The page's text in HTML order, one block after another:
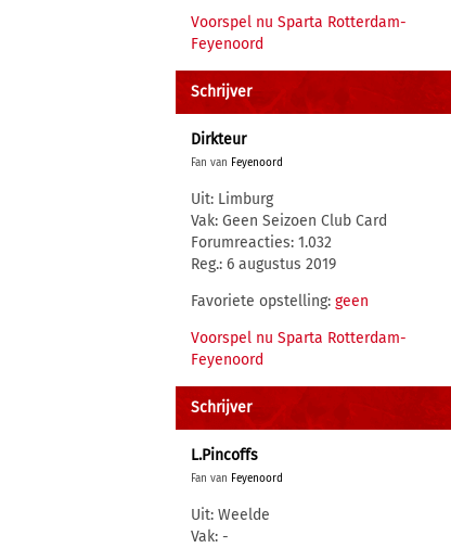
Voorspel nu Sparta Rotterdam-
Feyenoord
Schrijver
Dirkteur
Fan van Feyenoord
Uit: Limburg
Vak: Geen Seizoen Club Card
Forumreacties: 1.032
Reg.: 6 augustus 2019
Favoriete opstelling: geen
Voorspel nu Sparta Rotterdam-
Feyenoord
Schrijver
L.Pincoffs
Fan van Feyenoord
Uit: Weelde
Vak: -